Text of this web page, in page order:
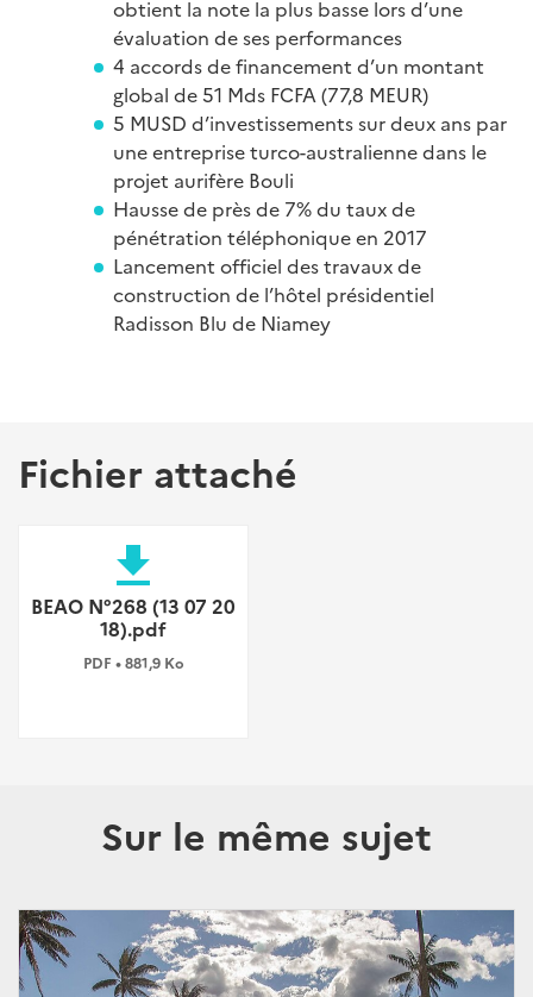
obtient la note la plus basse lors d’une
évaluation de ses performances
4 accords de financement d’un montant
global de 51 Mds FCFA (77,8 MEUR)
5 MUSD d’investissements sur deux ans par
une entreprise turco-australienne dans le
projet aurifère Bouli
Hausse de près de 7% du taux de
pénétration téléphonique en 2017
Lancement officiel des travaux de
construction de l’hôtel présidentiel
Radisson Blu de Niamey
Fichier attaché
file_download
BEAO N°268 (13 07 20
18).pdf
PDF • 881,9 Ko
Sur le même sujet